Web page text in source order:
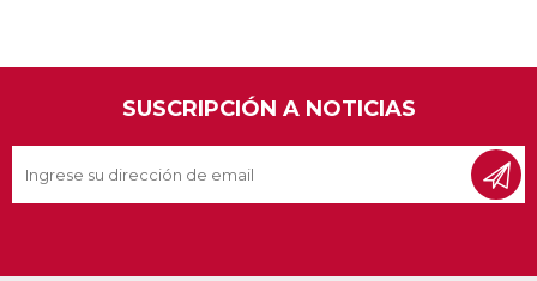
SUSCRIPCIÓN A NOTICIAS